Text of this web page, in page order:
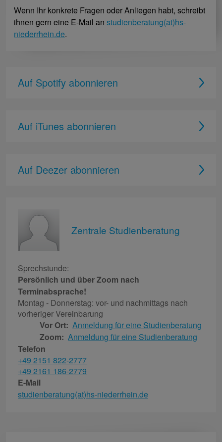
Wenn Ihr konkrete Fragen oder Anliegen habt, schreibt
ihnen gern eine E-Mail an studienberatung(at)hs-
niederrhein.de.
Auf Spotify abonnieren
Auf iTunes abonnieren
Auf Deezer abonnieren
Zentrale Studienberatung
Sprechstunde:
Persönlich und über Zoom nach
Terminabsprache!
Montag - Donnerstag: vor- und nachmittags nach
vorheriger Vereinbarung
Vor Ort: Anmeldung für eine Studienberatung
Zoom: Anmeldung für eine Studienberatung
Telefon
+49 2151 822-2777
+49 2161 186-2779
E-Mail
studienberatung(at)hs-niederrhein.de